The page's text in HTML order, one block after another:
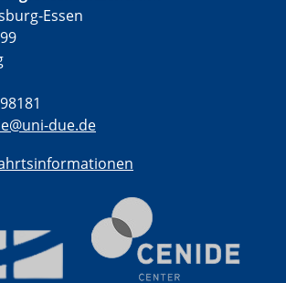
Tip-enhanced Raman spectroscopy---
its application for studying solid-
SusMet
metal oxides in simulations and
SusMet
- dealing sustainably and
Essen
due.de